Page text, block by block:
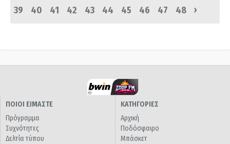
39
40 41 42 43 44 45 46 47 48 ›
ΠΟΙΟΙ ΕΙΜΑΣΤΕ
Πρόγραμμα
Συχνότητες
Δελτία τύπου
ΚΑΤΗΓΟΡΙΕΣ
Αρχική
Ποδόσφαιρο
Μπάσκετ